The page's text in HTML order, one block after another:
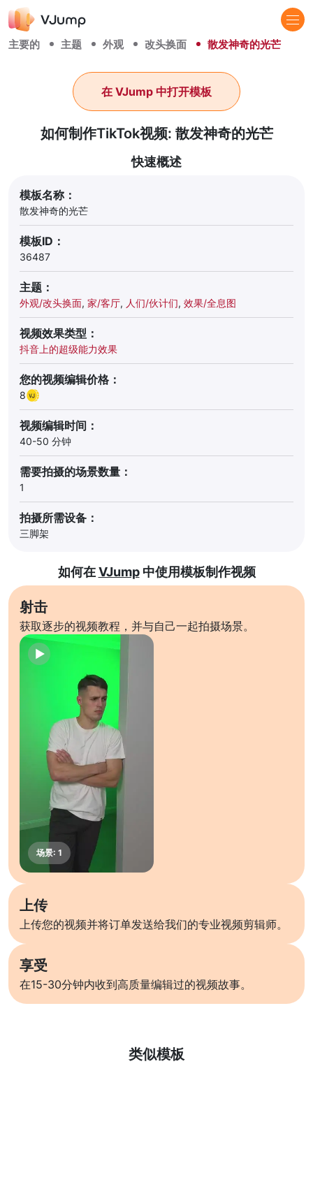
主要的 主题 外观 改头换面 散发神奇的光芒
如何制作TikTok视频: 散发神奇的光芒
在 VJump 中打开模板
快速概述
模板名称：
散发神奇的光芒
模板ID：
36487
主题：
外观/改头换面, 家/客厅, 人们/伙计们, 效果/全息图
视频效果类型：
抖音上的超级能力效果
您的视频编辑价格：
8
视频编辑时间：
40-50 分钟
需要拍摄的场景数量：
1
拍摄所需设备：
三脚架
如何在VJump中使用模板制作视频
射击
获取逐步的视频教程，并与自己一起拍摄场景。
上传
上传您的视频并将订单发送给我们的专业视频剪辑师。
享受
在15-30分钟内收到高质量编辑过的视频故事。
类似模板
了解更多